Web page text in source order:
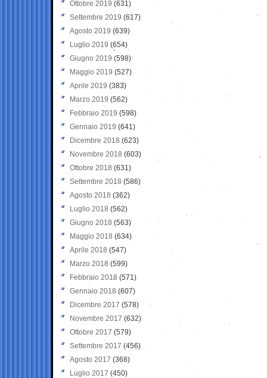
Ottobre 2019 (631)
Settembre 2019 (617)
Agosto 2019 (639)
Luglio 2019 (654)
Giugno 2019 (598)
Maggio 2019 (527)
Aprile 2019 (383)
Marzo 2019 (562)
Febbraio 2019 (598)
Gennaio 2019 (641)
Dicembre 2018 (623)
Novembre 2018 (603)
Ottobre 2018 (631)
Settembre 2018 (586)
Agosto 2018 (362)
Luglio 2018 (562)
Giugno 2018 (563)
Maggio 2018 (634)
Aprile 2018 (547)
Marzo 2018 (599)
Febbraio 2018 (571)
Gennaio 2018 (607)
Dicembre 2017 (578)
Novembre 2017 (632)
Ottobre 2017 (579)
Settembre 2017 (456)
Agosto 2017 (368)
Luglio 2017 (450)